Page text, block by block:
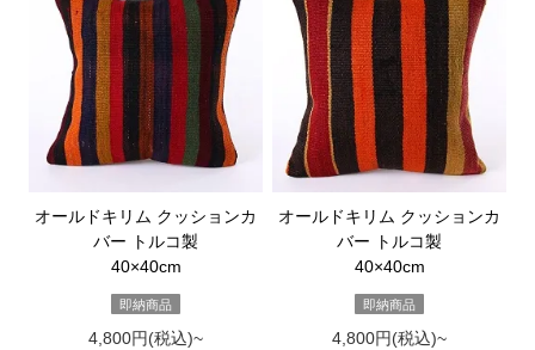
オールドキリム クッションカ
バー トルコ製
40×40cm
即納商品
4,800円(税込)~
オールドキリム クッションカ
バー トルコ製
40×40cm
即納商品
4,800円(税込)~